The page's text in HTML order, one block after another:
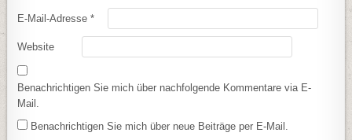
E-Mail-Adresse*
Website
Benachrichtigen Sie mich über nachfolgende Kommentare via E-
Mail.
Benachrichtigen Sie mich über neue Beiträge per E-Mail.